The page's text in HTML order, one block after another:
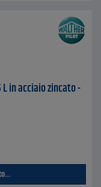
in acciaio zincato -